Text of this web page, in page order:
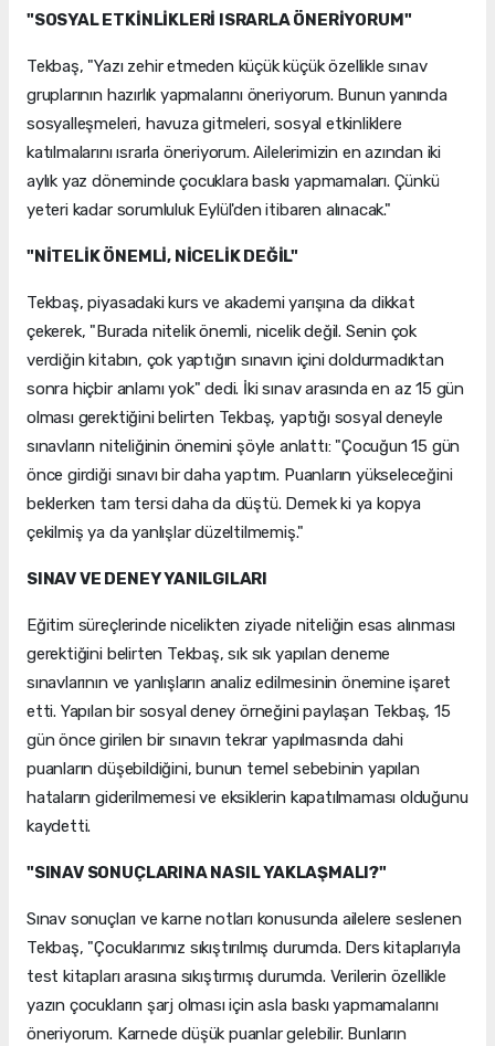
"SOSYAL ETKİNLİKLERİ ISRARLA ÖNERİYORUM"
Tekbaş, "Yazı zehir etmeden küçük küçük özellikle sınav
gruplarının hazırlık yapmalarını öneriyorum. Bunun yanında
sosyalleşmeleri, havuza gitmeleri, sosyal etkinliklere
katılmalarını ısrarla öneriyorum. Ailelerimizin en azından iki
aylık yaz döneminde çocuklara baskı yapmamaları. Çünkü
yeteri kadar sorumluluk Eylül'den itibaren alınacak."
"NİTELİK ÖNEMLİ, NİCELİK DEĞİL"
Tekbaş, piyasadaki kurs ve akademi yarışına da dikkat
çekerek, "Burada nitelik önemli, nicelik değil. Senin çok
verdiğin kitabın, çok yaptığın sınavın içini doldurmadıktan
sonra hiçbir anlamı yok" dedi. İki sınav arasında en az 15 gün
olması gerektiğini belirten Tekbaş, yaptığı sosyal deneyle
sınavların niteliğinin önemini şöyle anlattı: "Çocuğun 15 gün
önce girdiği sınavı bir daha yaptım. Puanların yükseleceğini
beklerken tam tersi daha da düştü. Demek ki ya kopya
çekilmiş ya da yanlışlar düzeltilmemiş."
SINAV VE DENEY YANILGILARI
Eğitim süreçlerinde nicelikten ziyade niteliğin esas alınması
gerektiğini belirten Tekbaş, sık sık yapılan deneme
sınavlarının ve yanlışların analiz edilmesinin önemine işaret
etti. Yapılan bir sosyal deney örneğini paylaşan Tekbaş, 15
gün önce girilen bir sınavın tekrar yapılmasında dahi
puanların düşebildiğini, bunun temel sebebinin yapılan
hataların giderilmemesi ve eksiklerin kapatılmaması olduğunu
kaydetti.
"SINAV SONUÇLARINA NASIL YAKLAŞMALI?"
Sınav sonuçları ve karne notları konusunda ailelere seslenen
Tekbaş, "Çocuklarımız sıkıştırılmış durumda. Ders kitaplarıyla
test kitapları arasına sıkıştırmış durumda. Verilerin özellikle
yazın çocukların şarj olması için asla baskı yapmamalarını
öneriyorum. Karnede düşük puanlar gelebilir. Bunların